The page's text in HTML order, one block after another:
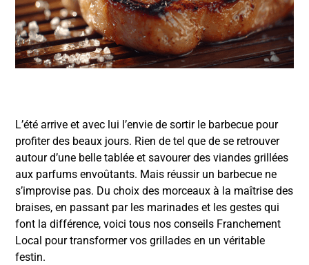
L’été arrive et avec lui l’envie de sortir le barbecue pour
profiter des beaux jours. Rien de tel que de se retrouver
autour d’une belle tablée et savourer des viandes grillées
aux parfums envoûtants. Mais réussir un barbecue ne
s’improvise pas. Du choix des morceaux à la maîtrise des
braises, en passant par les marinades et les gestes qui
font la différence, voici tous nos conseils Franchement
Local pour transformer vos grillades en un véritable
festin.